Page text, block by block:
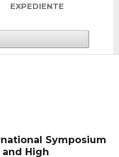
EXPEDIENTE
Symposium
High